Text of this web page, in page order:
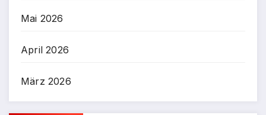
Mai 2026
April 2026
März 2026